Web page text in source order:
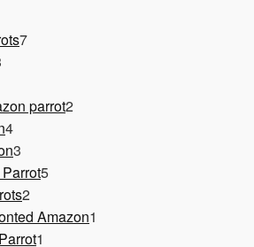
77
parrot22
44
Produkte
3
Produkte
55
22
Produkte
Amazon1
1